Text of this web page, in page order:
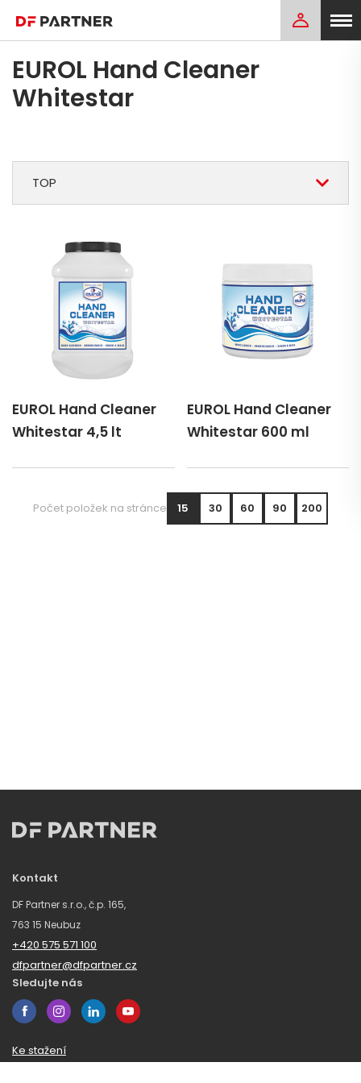
EUROL Hand Cleaner
Whitestar
TOP
EUROL Hand Cleaner
Whitestar 4,5 lt
EUROL Hand Cleaner
Whitestar 600 ml
Počet položek na stránce 15 30 60 90 200
Kontakt
DF Partner s.r.o., č.p. 165,
763 15 Neubuz
+420 575 571 100
dfpartner@dfpartner.cz
Sledujte nás
Ke stažení